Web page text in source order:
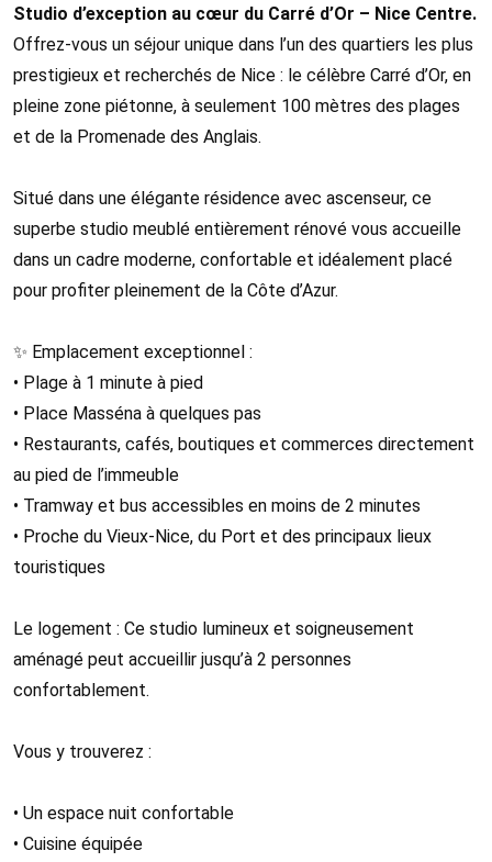
Studio d’exception au cœur du Carré d’Or – Nice Centre.
Offrez-vous un séjour unique dans l’un des quartiers les plus
prestigieux et recherchés de Nice : le célèbre Carré d’Or, en
pleine zone piétonne, à seulement 100 mètres des plages
et de la Promenade des Anglais.
Situé dans une élégante résidence avec ascenseur, ce
superbe studio meublé entièrement rénové vous accueille
dans un cadre moderne, confortable et idéalement placé
pour profiter pleinement de la Côte d’Azur.
✨ Emplacement exceptionnel :
• Plage à 1 minute à pied
• Place Masséna à quelques pas
• Restaurants, cafés, boutiques et commerces directement
au pied de l’immeuble
• Tramway et bus accessibles en moins de 2 minutes
• Proche du Vieux-Nice, du Port et des principaux lieux
touristiques
Le logement : Ce studio lumineux et soigneusement
aménagé peut accueillir jusqu’à 2 personnes
confortablement.
Vous y trouverez :
• Un espace nuit confortable
• Cuisine équipée